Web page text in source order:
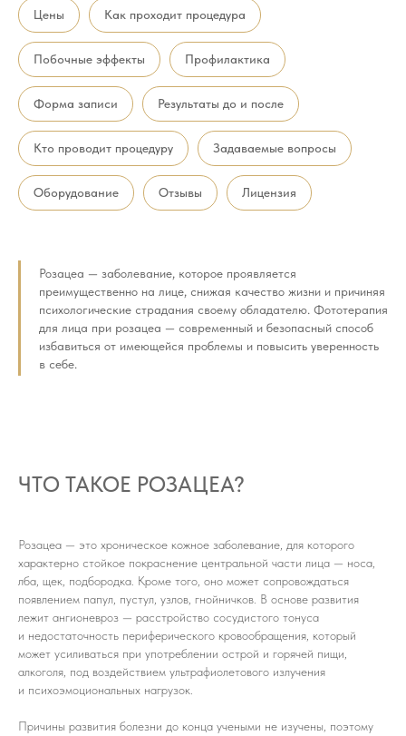
Цены Как проходит процедура
Побочные эффекты Профилактика
Форма записи Результаты до и после
Кто проводит процедуру Задаваемые вопросы
Оборудование Отзывы Лицензия
Розацеа — заболевание, которое проявляется
преимущественно на лице, снижая качество жизни и причиняя
психологические страдания своему обладателю. Фототерапия
для лица при розацеа — современный и безопасный способ
избавиться от имеющейся проблемы и повысить уверенность
в себе.
ЧТО ТАКОЕ РОЗАЦЕА?
Розацеа — это хроническое кожное заболевание, для которого
характерно стойкое покраснение центральной части лица — носа,
лба, щек, подбородка. Кроме того, оно может сопровождаться
появлением папул, пустул, узлов, гнойничков. В основе развития
лежит ангионевроз — расстройство сосудистого тонуса
и недостаточность периферического кровообращения, который
может усиливаться при употреблении острой и горячей пищи,
алкоголя, под воздействием ультрафиолетового излучения
и психоэмоциональных нагрузок.
Причины развития болезни до конца учеными не изучены, поэтому